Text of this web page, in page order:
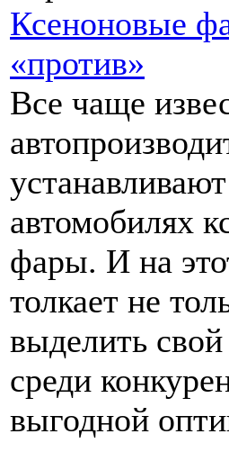
Ксеноновые
«против»
Все чаще
автомобилях
фары. И на
толкает не
выделить
среди
выгодной